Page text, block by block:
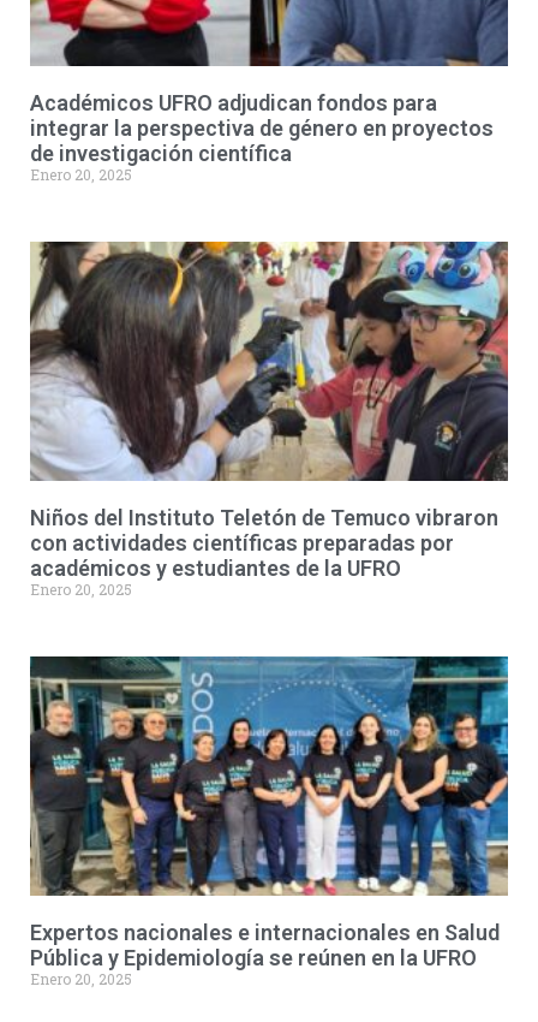
Académicos UFRO adjudican fondos para
integrar la perspectiva de género en proyectos
de investigación científica
Enero 20, 2025
Niños del Instituto Teletón de Temuco vibraron
con actividades científicas preparadas por
académicos y estudiantes de la UFRO
Enero 20, 2025
Expertos nacionales e internacionales en Salud
Pública y Epidemiología se reúnen en la UFRO
Enero 20, 2025